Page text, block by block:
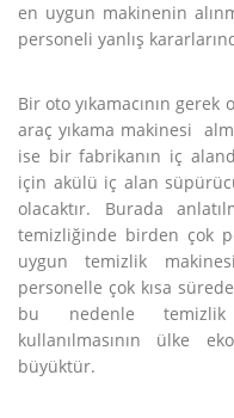
en uygun makinenin
personeli yanlış
Bir oto yıkamacının gerek
araç yıkama makinesi
ise bir fabrikanın iç
için akülü iç alan
olacaktır. Burada
temizliğinde birden çok
uygun temizlik
personelle çok kısa
bu nedenle temizlik
kullanılmasının ülke
büyüktür.